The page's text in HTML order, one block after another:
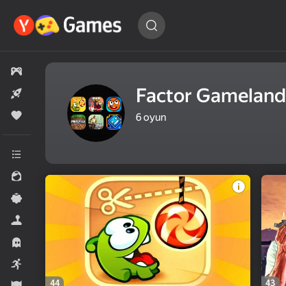
Oyun
tapın…
Bütün oyunlar
Populyar
Qızlar üçün
Sadə
Horror
Factor Gameland
6oyun
44 43